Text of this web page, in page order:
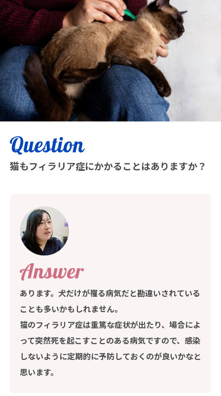
猫もフィラリア症にかかることはありますか？
あります。犬だけが罹る病気だと勘違いされている
ことも多いかもしれません。
猫のフィラリア症は重篤な症状が出たり、場合によ
って突然死を起こすことのある病気ですので、感染
しないように定期的に予防しておくのが良いかなと
思います。